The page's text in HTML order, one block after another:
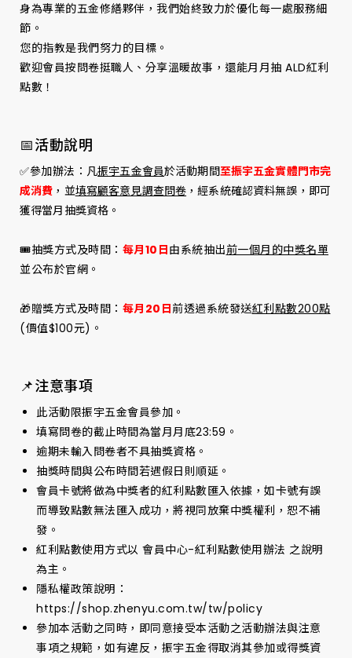
身為專業的五金修繕夥伴，我們始終致力於優化每一處服務細
節。
您的指教是我們努力的目標。
歡迎會員按問卷挺職人、分享溫暖故事，還能月月抽 ALD紅利
點數！
📅活動說明
✅參加辦法： 凡振宇五金會員於活動期間至振宇五金實體門市完
成消費 ，並填寫顧客意見調查問卷 ，經系統確認資料無誤，即可
獲得當月抽獎資格。
🎟️抽獎方式及時間： 每月10日由系統抽出前一個月的中獎名單
並公布於官網。
🎁贈獎方式及時間： 每月20日前透過系統發送紅利點數200點
(價值$100元)。
📌注意事項
此活動限振宇五金會員參加。
填寫問卷的截止時間為當月月底23:59。
逾期未輸入問卷者不具抽獎資格。
抽獎時間與公布時間若遇假日則順延。
會員卡號將做為中獎者的紅利點數匯入依據，如卡號有誤
而導致點數無法匯入成功，將視同放棄中獎權利，恕不補
發。
紅利點數使用方式以 會員中心-紅利點數使用辦法 之說明
為主。
隱私權政策說明：
https://shop.zhenyu.com.tw/tw/policy
參加本活動之同時，即同意接受本活動之活動辦法與注意
事項之規範，如有違反，振宇五金得取消其參加或得獎資